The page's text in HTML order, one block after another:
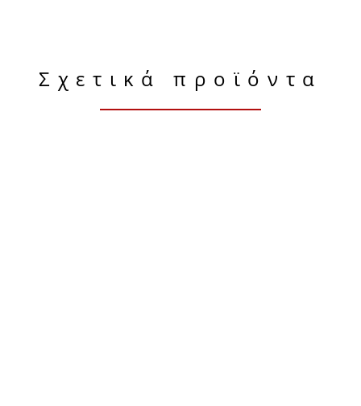
Σχετικά προϊόντα